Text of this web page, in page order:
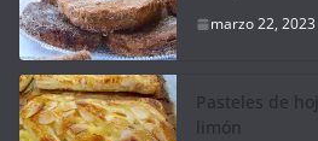
marzo 22, 2023
Pasteles de
limón